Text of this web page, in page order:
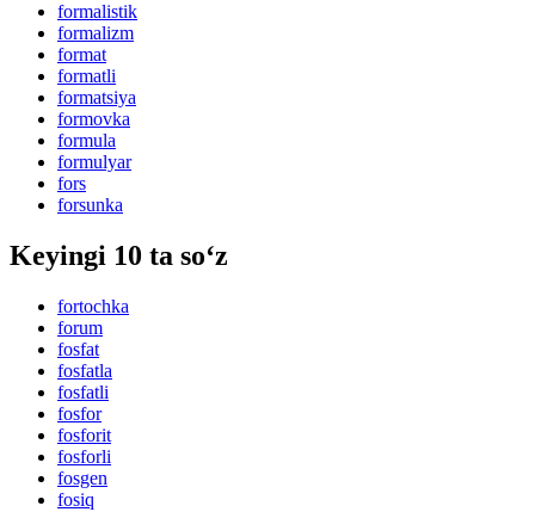
formalistik
formalizm
format
formatli
formatsiya
formovka
formula
formulyar
fors
forsunka
Keyingi 10 ta so‘z
fortochka
forum
fosfat
fosfatla
fosfatli
fosfor
fosforit
fosforli
fosgen
fosiq